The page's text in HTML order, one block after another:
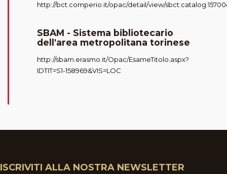
http://bct.comperio.it/opac/detail/view/
SBAM - Sistema bibliotecario
dell'area metropolitana torinese
http://sbam.erasmo.it/Opac/EsameTitolo.aspx?
IDTIT=S1-158969&VIS=LOC
ISCRIVITI ALLA NOSTRA NEWSLETTER